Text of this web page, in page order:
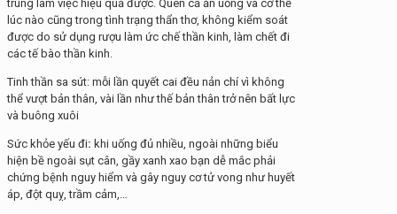
trung làm việc hiệu quả được. Quên cả ăn uống và cơ thể
lúc nào cũng trong tình trạng thẩn thơ, không kiểm soát
được do sử dụng rượu làm ức chế thần kinh, làm chết đi
các tế bào thần kinh.
Tinh thần sa sút: mỗi lần quyết cai đều nản chí vì không
thể vượt bản thân, vài lần như thế bản thân trở nên bất lực
và buông xuôi
Sức khỏe yếu đi: khi uống đủ nhiều, ngoài những biểu
hiện bề ngoài sụt cân, gầy xanh xao bạn dễ mắc phải
chứng bệnh nguy hiểm và gây nguy cơ tử vong như huyết
áp, đột quỵ, trầm cảm,…